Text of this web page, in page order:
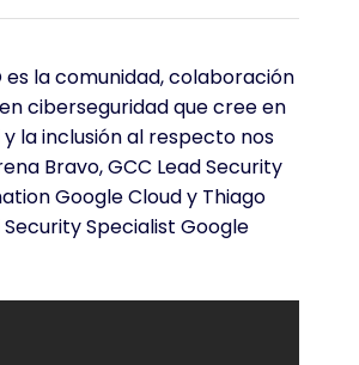
es la comunidad, colaboración
ciberseguridad que cree en
la inclusión al respecto nos
Bravo, GCC Lead Security
Google Cloud y Thiago
Specialist Google